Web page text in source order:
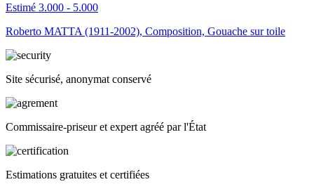
Estimé 3.000 - 5.000
Roberto MATTA (1911-2002), Composition, Gouache sur toile
Site sécurisé, anonymat conservé
Commissaire-priseur et expert agréé par l'État
Estimations gratuites et certifiées